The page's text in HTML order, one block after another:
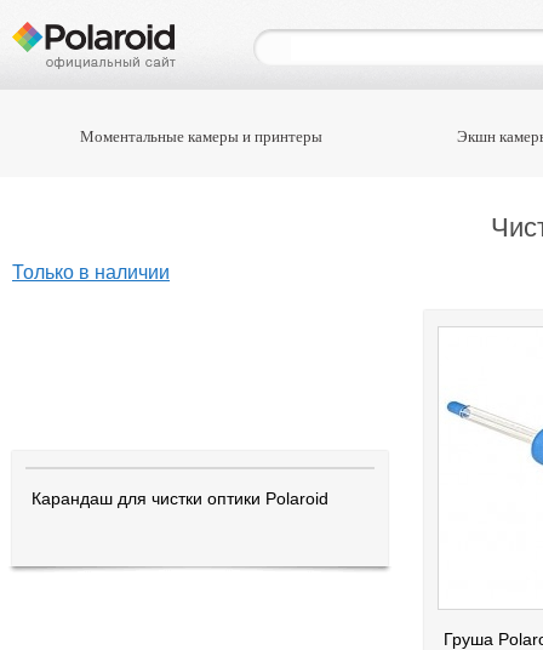
Моментальные камеры и принтеры Экшн
Только в наличии
Карандаш для чистки оптики Polaroid
Груша